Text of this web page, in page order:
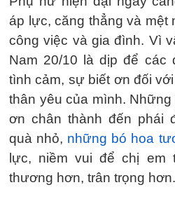
áp lực, căng thẳng và mệt
công việc và gia đình. Vì
Nam 20/10 là dịp để các
tình cảm, sự biết ơn đối
thân yêu của mình.
ơn chân thành đến phái
quà nhỏ, những bó hoa
lực, niềm vui để chị em
thương hơn, trân trọng hơn.